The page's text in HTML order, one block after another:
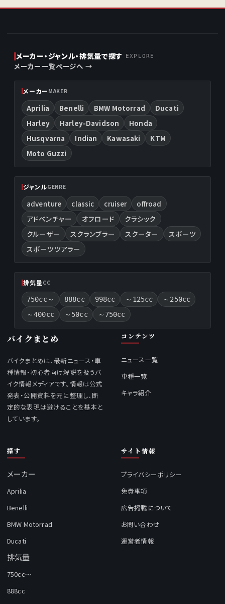
メーカー・ジャンル・排気量で探す EXPLORE
メーカー一覧ページへ →
メーカー MAKER
Aprilia Benelli BMW Motorrad
Ducati
Harley
Harley-Davidson
Honda
Husqvarna
Indian Kawasaki
KTM
Moto Guzzi
ジャンルGENRE
adventure classic cruiser
offroad
アドベンチャー
オフロード
クラシック
クルーザー
スクランブラー スクーター
スポーツ
スポーツツアラー
排気量CC
750cc～ 888cc 998cc ～125cc
～250cc
～400cc
～50cc ～750cc
バイクまとめ
バイクまとめは、最新ニュース・車
種情報・初心者向け解説を扱うバ
イク情報メディアです。情報は公式
発表・公開資料を元に整理し、断
定的な表現は避けることを基本と
しています。
コンテンツ
ニュース一覧
車種一覧
キャラ紹介
探す
メーカー
Aprilia
Benelli
BMW Motorrad
Ducati
排気量
750cc～
888cc
サイト情報
プライバシーポリシー
免責事項
広告掲載について
お問い合わせ
運営者情報